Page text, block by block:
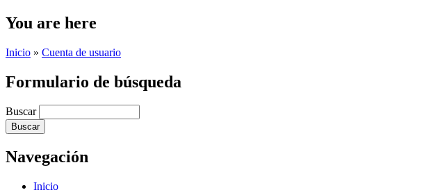
You are here
Inicio » Cuenta de usuario
Formulario de búsqueda
Buscar
Navegación
Inicio